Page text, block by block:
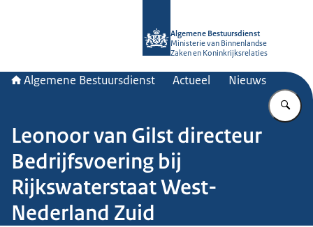
Algemene Bestuursdienst
Ministerie van Binnenlandse
Zaken en Koninkrijksrelaties
Algemene Bestuursdienst Actueel Nieuws
Leonoor van Gilst directeur
Bedrijfsvoering bij
Rijkswaterstaat West-
Nederland Zuid